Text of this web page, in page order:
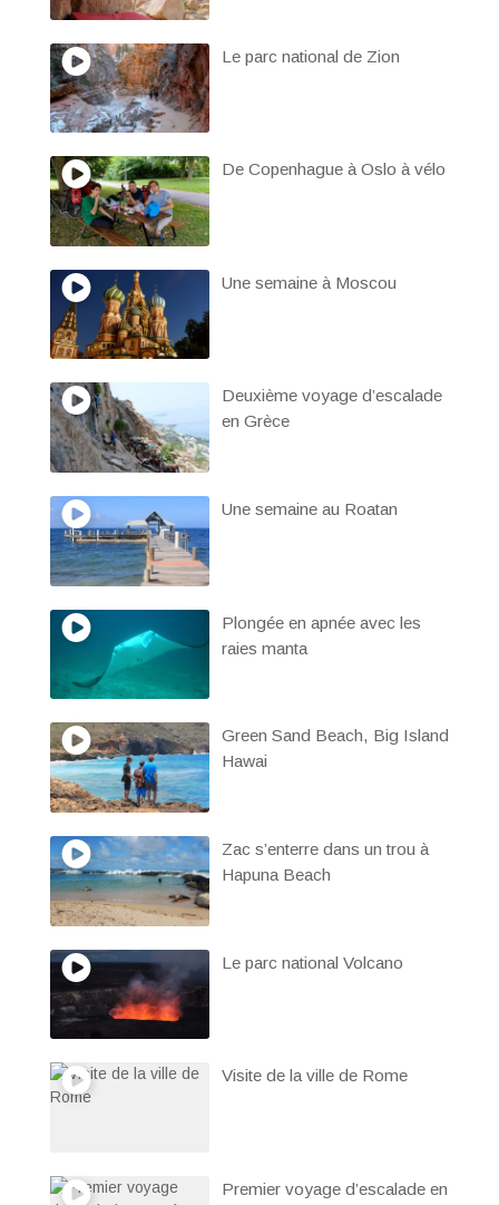
Le parc national de Zion
De Copenhague à Oslo à vélo
Une semaine à Moscou
Deuxième voyage d’escalade
en Grèce
Une semaine au Roatan
Plongée en apnée avec les
raies manta
Green Sand Beach, Big Island
Hawai
Zac s’enterre dans un trou à
Hapuna Beach
Le parc national Volcano
Visite de la ville de Rome
Premier voyage d’escalade en